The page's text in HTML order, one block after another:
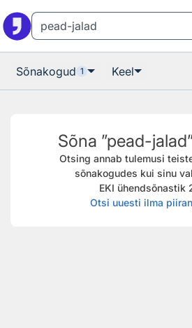
Sõnakogud 1 Keel
Sõna ”pead-
Otsing annab tulemusi
sõnakogudes kui sinu
EKI ühendsõnastik
Otsi uuesti ilma